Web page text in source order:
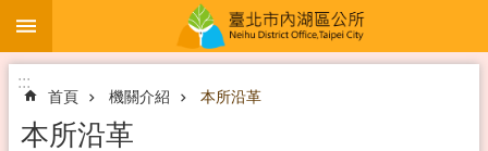
跳到主要內容區塊
:::
首頁 機關介紹 本所沿革
本所沿革